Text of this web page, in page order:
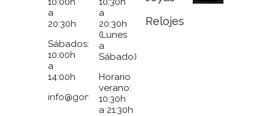
a
20:30h
Sábados:
10:00h
a
14:00h
info@gomezymolina.com
a
20:30h
(Lunes
a
Sábado)
Horario
verano:
10:30h
a 21:30h
Relojes